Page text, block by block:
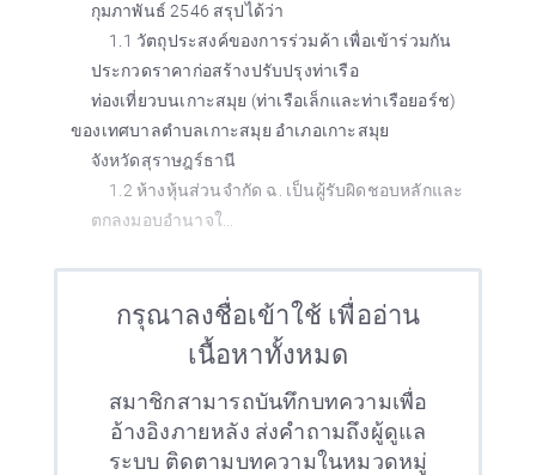
กุมภาพันธ์ 2546 สรุปได้ว่า
1.1 วัตถุประสงค์ของการร่วมค้า เพื่อเข้าร่วมกัน
ประกวดราคาก่อสร้างปรับปรุงท่าเรือ
ท่องเที่ยวบนเกาะสมุย (ท่าเรือเล็กและท่าเรือยอร์ช)
ของเทศบาลตำบลเกาะสมุย อำเภอเกาะสมุย
จังหวัดสุราษฎร์ธานี
1.2 ห้างหุ้นส่วนจำกัด ฉ. เป็นผู้รับผิดชอบหลักและ
ตกลงมอบอำนาจใ...
กรุณาลงชื่อเข้าใช้ เพื่ออ่าน
เนื้อหาทั้งหมด
สมาชิกสามารถบันทึกบทความเพื่อ
อ้างอิงภายหลัง ส่งคำถามถึงผู้ดูแล
ระบบ ติดตามบทความในหมวดหมู่